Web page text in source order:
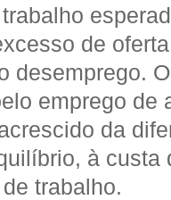
de
desemprego.
emprego de
da
à
trabalho.